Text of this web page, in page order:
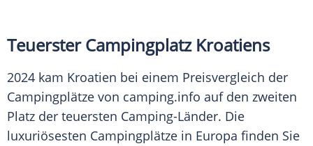
TeuersterCampingplatzKroatiens
2024 kam Kroatien bei einem Preisvergleich der
Campingplätze von camping.info auf den zweiten
Platz der teuersten Camping-Länder. Die
luxuriösesten Campingplätze in Europa finden Sie